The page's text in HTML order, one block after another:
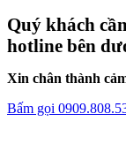
Quý khách
hotline bên
Xin chân thành
Bấm gọi